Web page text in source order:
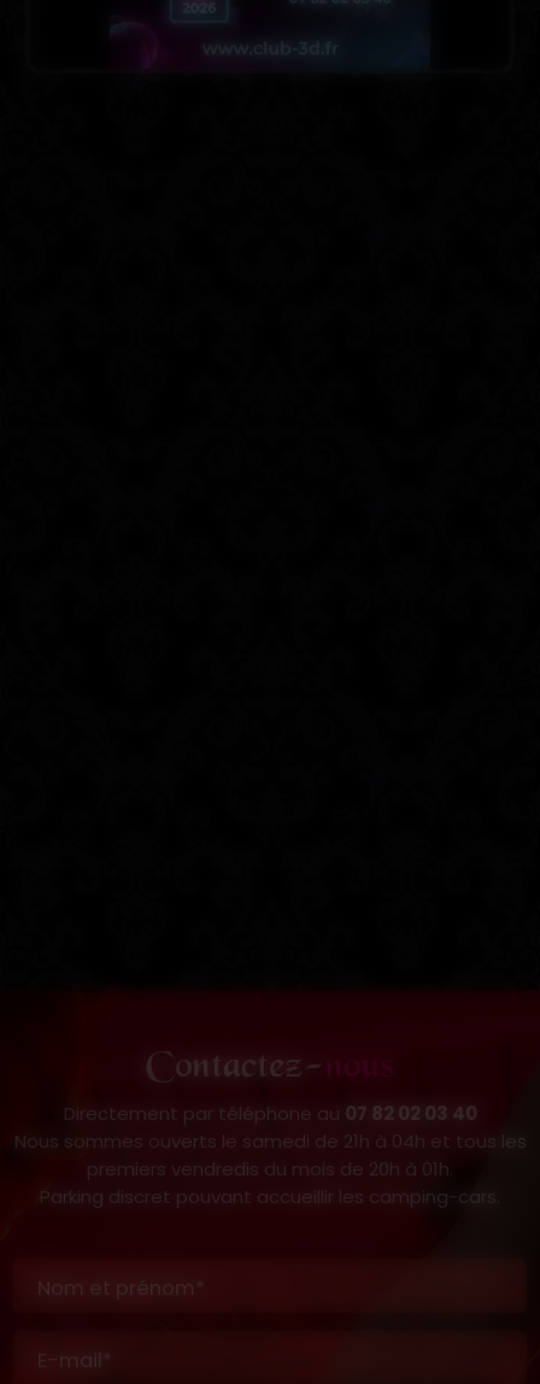
Contactez-
Directement par téléphone au 07 82 02 03 40
Nous sommes ouverts le samedi de 21h à 04h et tous les
premiers vendredis du mois de 20h à 01h.
Parking discret pouvant accueillir les camping-cars.
Nom et prénom*
E-mail*